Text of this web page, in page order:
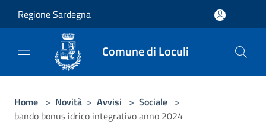
Regione Sardegna
Comune di Loculi
Home > Novità > Avvisi > Sociale >
bando bonus idrico integrativo anno 2024